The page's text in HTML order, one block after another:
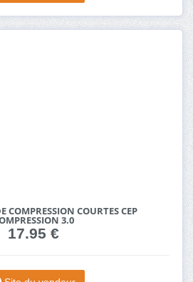
COMPRESSION COURTES CEP
3.0
17.95 €